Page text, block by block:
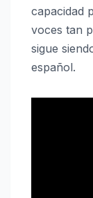
capacidad
voces tan
sigue
español.